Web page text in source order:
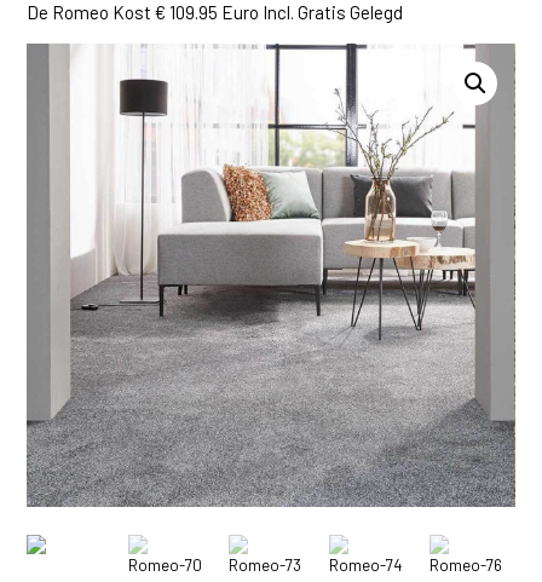
De Romeo Kost € 109.95 Euro Incl. Gratis Gelegd
Romeo-70 Romeo-73 Romeo-74 Romeo-76